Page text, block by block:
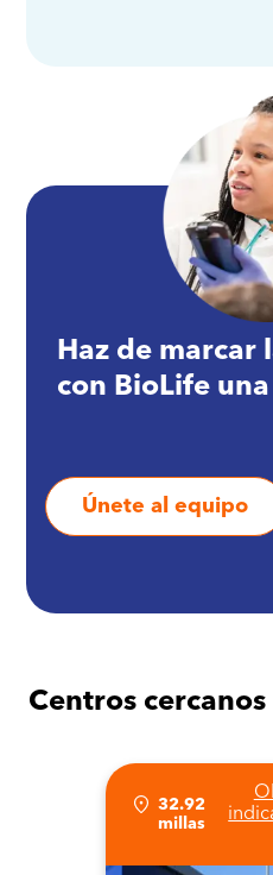
Haz de marcar
con BioLife
Únete al equipo
Centros cercanos
32.92
millas